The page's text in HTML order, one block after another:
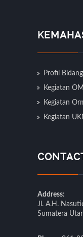
Profil
Kegiatan
Kegiatan
Kegiatan
Address:
Jl. A.H.
Sumatera